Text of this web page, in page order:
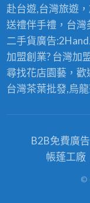
赴台遊,台灣旅遊
送禮伴手禮，台灣
二手貨廣告:2Hand
加盟創業? 台灣加
尋找花店園藝，歡
台灣茶葉批發,烏
B2B免費廣告
帳蓬工廠
©